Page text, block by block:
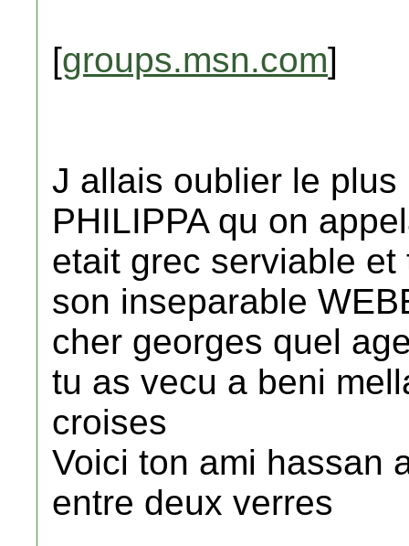
[groups.msn.com]
J allais oublier le plus
PHILIPPA qu on
etait grec serviable
son inseparable
cher georges quel
tu as vecu a beni
croises
Voici ton ami hassan
entre deux verres